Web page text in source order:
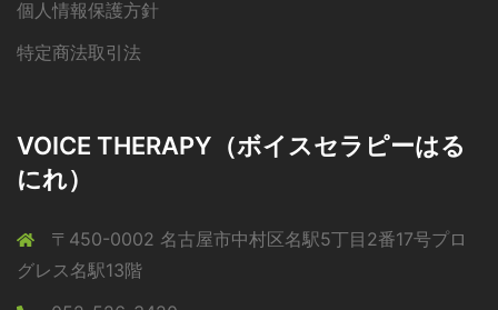
個人情報保護方針
特定商法取引法
VOICE THERAPY（ボイスセラピーはる
にれ）
〒450-0002 名古屋市中村区名駅5丁目2番17号プロ
グレス名駅13階